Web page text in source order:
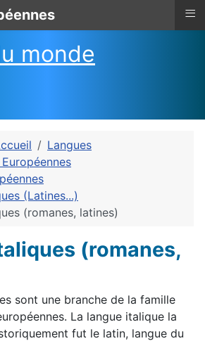
monde
Langues
(Latines...)
(romanes, latines)
(romanes,
sont une branche de la famille
La langue italique la
fut le latin, langue du
≡